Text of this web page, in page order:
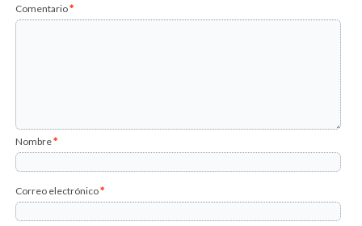
Comentario*
Nombre*
Correo electrónico*